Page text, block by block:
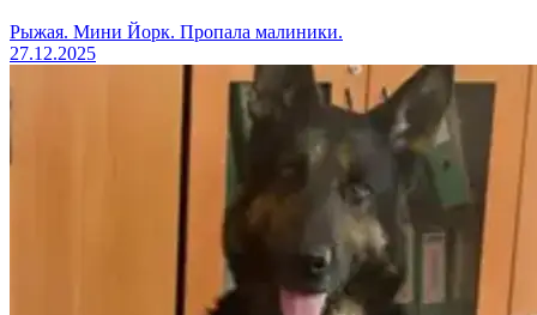
Рыжая. Мини Йорк. Пропала малиники.
27.12.2025